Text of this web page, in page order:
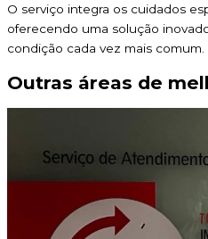
O serviço integra os cuidados
oferecendo uma solução
condição cada vez mais comum.
Outras áreas de